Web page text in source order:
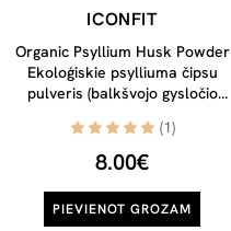
ICONFIT
Organic Psyllium Husk Powder
Ekoloģiskie psylliuma čipsu
pulveris (balkšvojo gysločio
(1)
8.00€
PIEVIENOT GROZAM